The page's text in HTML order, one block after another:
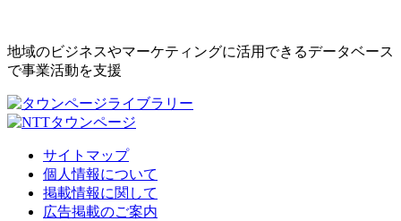
地域のビジネスやマーケティングに活用できるデータベース
で事業活動を支援
サイトマップ
個人情報について
掲載情報に関して
広告掲載のご案内